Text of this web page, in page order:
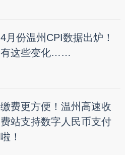
4月份温州CPI数据出炉！
有这些变化……
缴费更方便！温州高速收
费站支持数字人民币支付
啦！